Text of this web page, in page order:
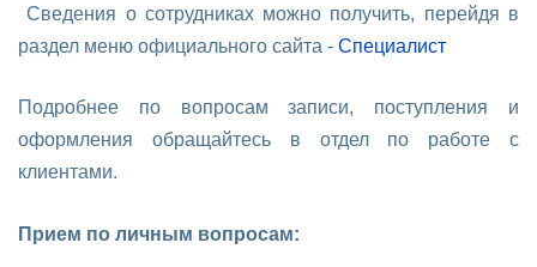
Сведения о сотрудниках можно получить, перейдя в
раздел меню официального сайта - Специалист
Подробнее по вопросам записи, поступления и
оформления обращайтесь в отдел по работе с
клиентами.
Прием по личным вопросам: